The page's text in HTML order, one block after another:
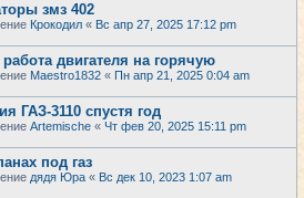
змз 402
Крокодил « Вс апр 27, 2025 17:12 pm
двигателя на горячую
Maestro1832 « Пн апр 21, 2025 0:04 am
ГАЗ-3110 спустя год
Artemische « Чт фев 20, 2025 15:11 pm
под газ
дядя Юра « Вс дек 10, 2023 1:07 am